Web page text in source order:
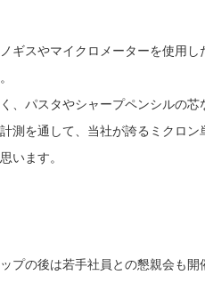
ギスやマイクロメーターを使用し
、パスタやシャープペンシルの芯
測を通して、当社が誇るミクロン
います。
プの後は若手社員との懇親会も開